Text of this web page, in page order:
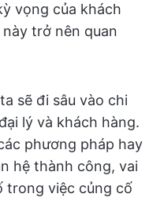
vọng của khách
trở nên quan
sẽ đi sâu vào chi
lý và khách hàng.
phương pháp hay
hệ thành công, vai
trong việc củng cố